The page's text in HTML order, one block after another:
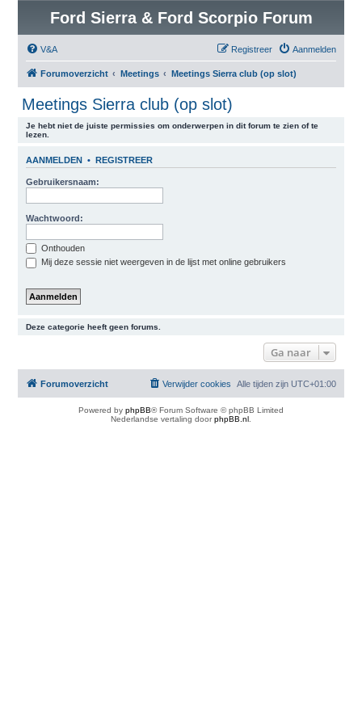
Ford Sierra & Ford Scorpio Forum
V&A Aanmelden
Registreer
Forumoverzicht Meetings Meetings Sierra club (op slot)
Meetings Sierra club (op slot)
Je hebt niet de juiste permissies om onderwerpen in dit forum te zien of te
lezen.
AANMELDEN • REGISTREER
Gebruikersnaam:
Wachtwoord:
Onthouden
Mij deze sessie niet weergeven in de lijst met online gebruikers
Deze categorie heeft geen forums.
Ga naar
Forumoverzicht Alle tijden zijn UTC+01:00
Verwijder cookies
Powered by phpBB® Forum Software © phpBB Limited
Nederlandse vertaling doorphpBB.nl